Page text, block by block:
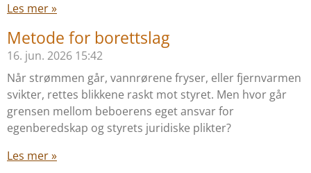
Les mer »
Metode for borettslag
16. jun. 2026 15:42
Når strømmen går, vannrørene fryser, eller fjernvarmen
svikter, rettes blikkene raskt mot styret. Men hvor går
grensen mellom beboerens eget ansvar for
egenberedskap og styrets juridiske plikter?
Les mer »